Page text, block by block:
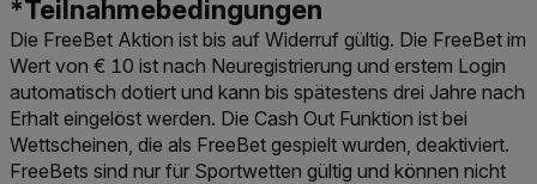
Die FreeBet Aktion ist bis auf Widerruf gültig. Die FreeBet im
Wert von € 10 ist nach Neuregistrierung und erstem Login
automatisch dotiert und kann bis spätestens drei Jahre nach
Erhalt eingelöst werden. Die Cash Out Funktion ist bei
Wettscheinen, die als FreeBet gespielt wurden, deaktiviert.
FreeBets sind nur für Sportwetten gültig und können nicht